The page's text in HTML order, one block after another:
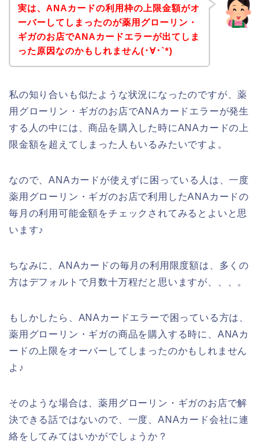
実は、ANAカードの利用枠の上限金額がオ
ーバーしてしまったのが薬用グローリン・
ギガのお店でANAカードエラーが出てしま
った原因なのかもしれません(･∀･`*)
私の知り合いも似たような状況になったのですが、薬
用グローリン・ギガのお店でANAカードエラーが発生
する人の中には、商品を購入した時にANAカードの上
限金額を超えてしまった人もいるみたいですよ。
なので、ANAカードが使えずに困っている人は、一度
薬用グローリン・ギガのお店で利用したANAカードの
毎月の利用可能金額をチェックされてみるとよいと思
います♪
ちなみに、ANAカードの毎月の利用限度額は、多くの
方はデフォルトで月数十万程だと思いますが、、、。
もしかしたら、ANAカードエラーで困っている方は、
薬用グローリン・ギガの商品を購入する時に、ANAカ
ードの上限をオーバーしてしまったのかもしれません
よ♪
そのような場合は、薬用グローリン・ギガのお店で解
決できる話ではないので、一度、ANAカード会社に連
絡をしてみてはいかがでしょうか？